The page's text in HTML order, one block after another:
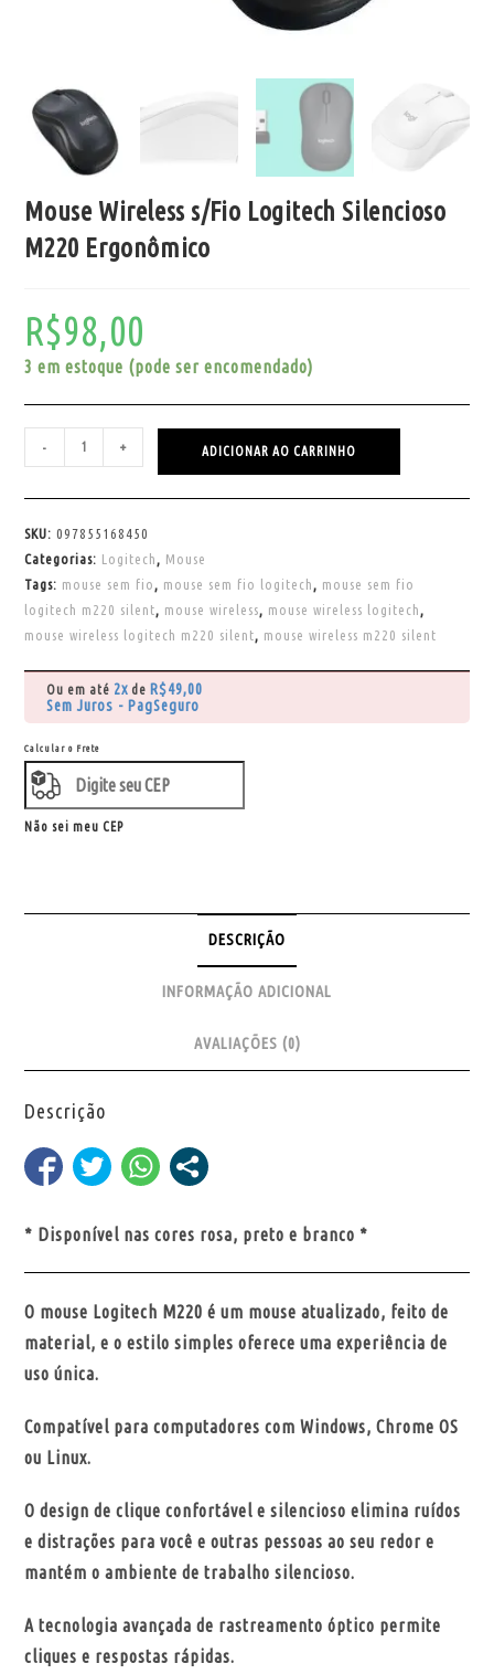
Mouse Wireless s/Fio Logitech Silencioso
M220 Ergonômico
R$98,00
3 em estoque (pode ser encomendado)
- + ADICIONAR AO CARRINHO
SKU:097855168450
Categorias: Logitech
Mouse
Tags: mouse sem fio mouse sem fio logitech
mouse sem fio
logitech m220 silent
mouse wireless mouse wireless logitech
mouse wireless logitech m220 silent
mouse wireless m220 silent
Ou em até 2x de R$49,00
Sem Juros - PagSeguro
Calcular o Frete
Não sei meu CEP
DESCRIÇÃO
INFORMAÇÃO ADICIONAL
AVALIAÇÕES (0)
Descrição
* Disponível nas cores rosa, preto e branco *
O mouse Logitech M220 é um mouse atualizado, feito de
material, e o estilo simples oferece uma experiência de
uso única.
Compatível para computadores com Windows, Chrome OS
ou Linux.
O design de clique confortável e silencioso elimina ruídos
e distrações para você e outras pessoas ao seu redor e
mantém o ambiente de trabalho silencioso.
A tecnologia avançada de rastreamento óptico permite
cliques e respostas rápidas.